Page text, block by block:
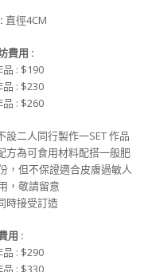
直徑4CM
費用 :
: $190
: $230
: $260
二人同行製作一SET 作品
方為可食用材料配搭一般肥
，但不保證適合皮膚過敏人
，敬請留意
時接受訂造
用 :
品 : $290
: $330